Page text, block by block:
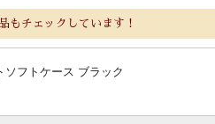
もチェックしています！
フトケース ブラック